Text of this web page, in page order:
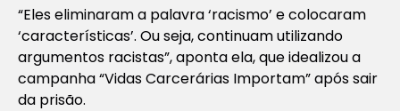
“Eles eliminaram a palavra ‘racismo’ e colocaram
‘características’. Ou seja, continuam utilizando
argumentos racistas”, aponta ela, que idealizou a
campanha “Vidas Carcerárias Importam” após sair
da prisão.